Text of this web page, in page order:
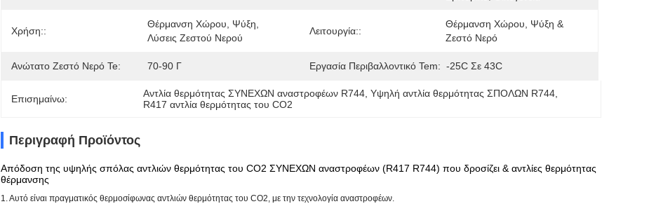
Χρήση::
Θέρμανση Χώρου, Ψύξη,
Λύσεις Ζεστού Νερού
Λειτουργία::
Θέρμανση Χώρου, Ψύξη &
Ζεστό Νερό
Ανώτατο Ζεστό Νερό Te: 70-90 Γ Εργασία Περιβαλλοντικό Tem: -25C Σε 43C
Επισημαίνω: Αντλία θερμότητας ΣΥΝΕΧΩΝ αναστροφέων R744, Υψηλή αντλία θερμότητας ΣΠΟΛΩΝ R744,
R417 αντλία θερμότητας του CO2
Περιγραφή Προϊόντος
Απόδοση της υψηλής σπόλας αντλιών θερμότητας του CO2 ΣΥΝΕΧΩΝ αναστροφέων (R417 R744) που δροσίζει & αντλίες θερμότητας
θέρμανσης
1.Αυτό είναι πραγματικός θερμοσίφωνας αντλιών θερμότητας του CO2, με την τεχνολογία αναστροφέων.